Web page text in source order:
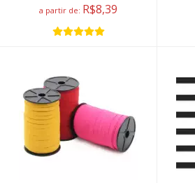
a partir de: R$8,39